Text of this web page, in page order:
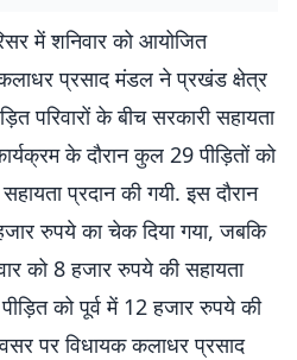
में शनिवार को आयोजित
प्रसाद मंडल ने प्रखंड क्षेत्र
परिवारों के बीच सरकारी सहायता
के दौरान कुल 29 पीड़ितों को
प्रदान की गयी. इस दौरान
रुपये का चेक दिया गया, जबकि
को 8 हजार रुपये की सहायता
को पूर्व में 12 हजार रुपये की
पर विधायक कलाधर प्रसाद